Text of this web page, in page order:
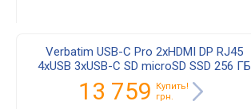
Verbatim USB-C Pro 2xHDMI DP RJ45
4xUSB 3xUSB-C SD microSD SSD 256 ГБ
32174
13 759
Купить!
грн.